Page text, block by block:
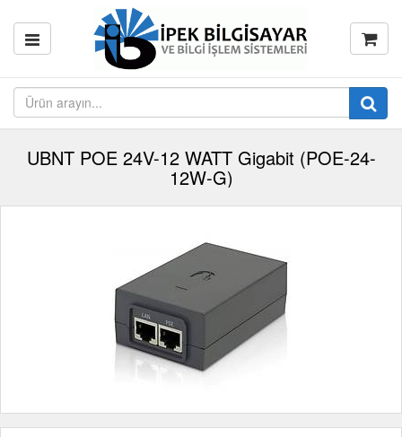
UBNT POE 24V-12 WATT Gigabit (POE-24-
12W-G)